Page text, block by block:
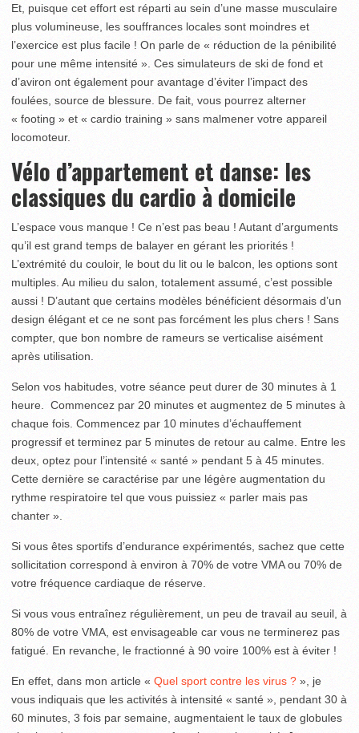
Et, puisque cet effort est réparti au sein d’une masse musculaire
plus volumineuse, les souffrances locales sont moindres et
l’exercice est plus facile ! On parle de « réduction de la pénibilité
pour une même intensité ». Ces simulateurs de ski de fond et
d’aviron ont également pour avantage d’éviter l’impact des
foulées, source de blessure. De fait, vous pourrez alterner
« footing » et « cardio training » sans malmener votre appareil
locomoteur.
Vélo d’appartement et danse: les
classiques du cardio à domicile
L’espace vous manque ! Ce n’est pas beau ! Autant d’arguments
qu’il est grand temps de balayer en gérant les priorités !
L’extrémité du couloir, le bout du lit ou le balcon, les options sont
multiples. Au milieu du salon, totalement assumé, c’est possible
aussi ! D’autant que certains modèles bénéficient désormais d’un
design élégant et ce ne sont pas forcément les plus chers ! Sans
compter, que bon nombre de rameurs se verticalise aisément
après utilisation.
Selon vos habitudes, votre séance peut durer de 30 minutes à 1
heure. Commencez par 20 minutes et augmentez de 5 minutes à
chaque fois. Commencez par 10 minutes d’échauffement
progressif et terminez par 5 minutes de retour au calme. Entre les
deux, optez pour l’intensité « santé » pendant 5 à 45 minutes.
Cette dernière se caractérise par une légère augmentation du
rythme respiratoire tel que vous puissiez « parler mais pas
chanter ».
Si vous êtes sportifs d’endurance expérimentés, sachez que cette
sollicitation correspond à environ à 70% de votre VMA ou 70% de
votre fréquence cardiaque de réserve.
Si vous vous entraînez régulièrement, un peu de travail au seuil, à
80% de votre VMA, est envisageable car vous ne terminerez pas
fatigué. En revanche, le fractionné à 90 voire 100% est à éviter !
En effet, dans mon article « Quel sport contre les virus ? », je
vous indiquais que les activités à intensité « santé », pendant 30 à
60 minutes, 3 fois par semaine, augmentaient le taux de globules